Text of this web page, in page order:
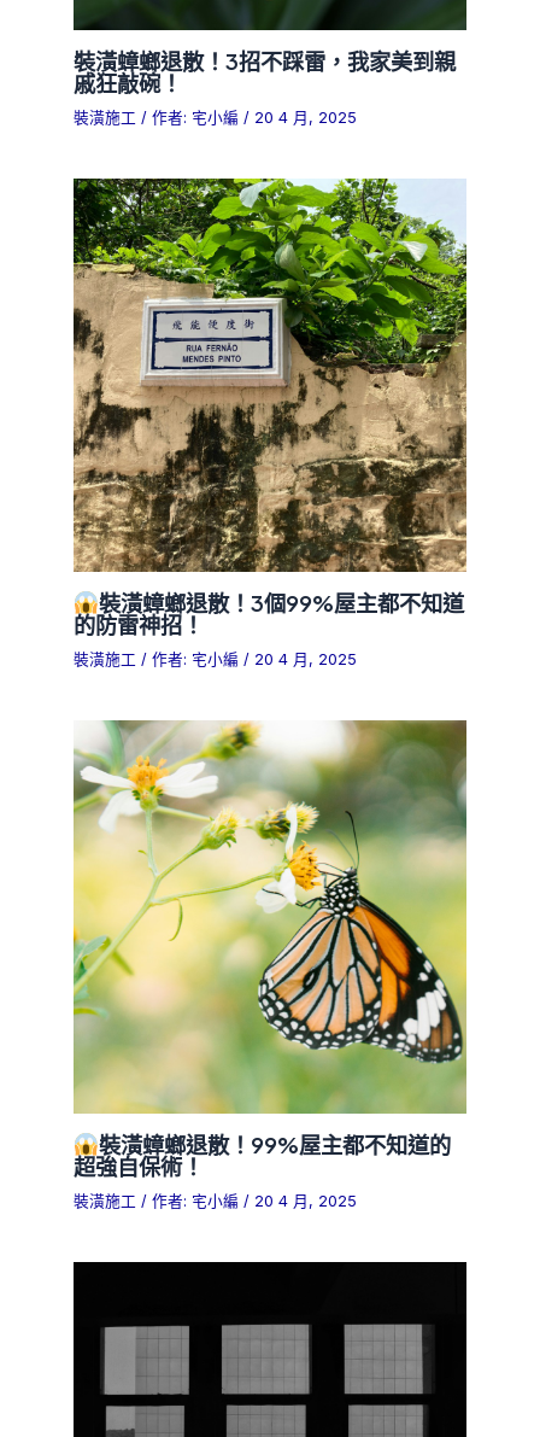
裝潢蟑螂退散！3招不踩雷，我家美到親
戚狂敲碗！
裝潢施工 / 作者: 宅小編 / 20 4 月, 2025
裝潢蟑螂退散！3個99%屋主都不知道
的防雷神招！
裝潢施工 / 作者: 宅小編 / 20 4 月, 2025
裝潢蟑螂退散！99%屋主都不知道的
超強自保術！
裝潢施工 / 作者: 宅小編 / 20 4 月, 2025